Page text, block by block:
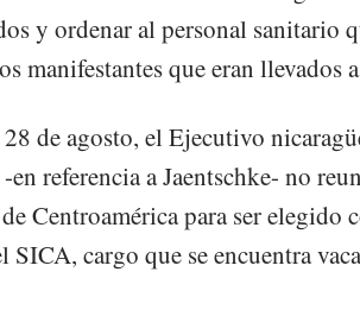
y ordenar al personal sanitario
manifestantes que eran llevados
de agosto, el Ejecutivo
en referencia a Jaentschke- no
Centroamérica para ser elegido
SICA, cargo que se encuentra